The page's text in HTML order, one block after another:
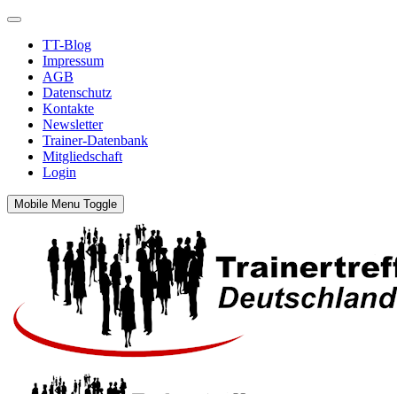
TT-Blog
Impressum
AGB
Datenschutz
Kontakte
Newsletter
Trainer-Datenbank
Mitgliedschaft
Login
Mobile Menu Toggle